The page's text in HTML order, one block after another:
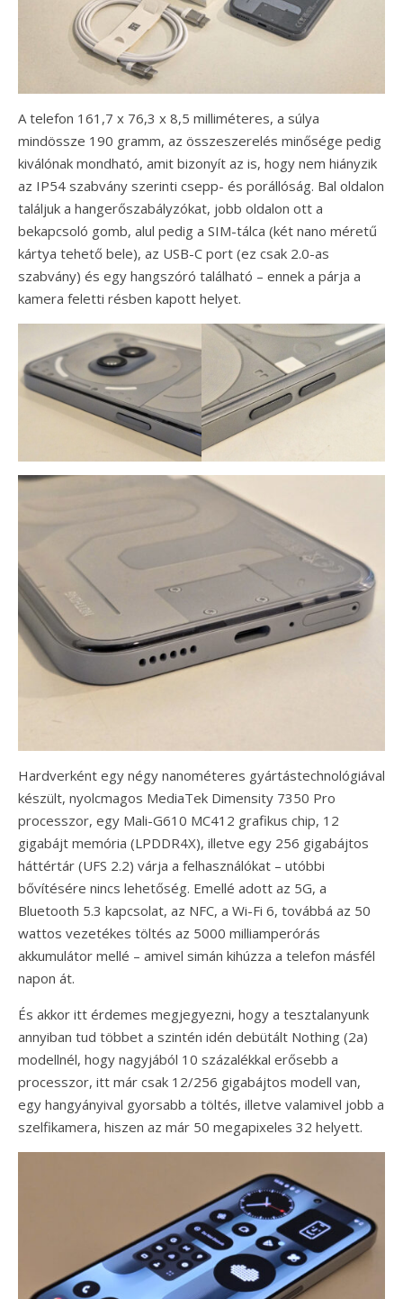
A telefon 161,7 x 76,3 x 8,5 milliméteres, a súlya
mindössze 190 gramm, az összeszerelés minősége pedig
kiválónak mondható, amit bizonyít az is, hogy nem hiányzik
az IP54 szabvány szerinti csepp- és porállóság. Bal oldalon
találjuk a hangerőszabályzókat, jobb oldalon ott a
bekapcsoló gomb, alul pedig a SIM-tálca (két nano méretű
kártya tehető bele), az USB-C port (ez csak 2.0-as
szabvány) és egy hangszóró található – ennek a párja a
kamera feletti résben kapott helyet.
Hardverként egy négy nanométeres gyártástechnológiával
készült, nyolcmagos MediaTek Dimensity 7350 Pro
processzor, egy Mali-G610 MC412 grafikus chip, 12
gigabájt memória (LPDDR4X), illetve egy 256 gigabájtos
háttértár (UFS 2.2) várja a felhasználókat – utóbbi
bővítésére nincs lehetőség. Emellé adott az 5G, a
Bluetooth 5.3 kapcsolat, az NFC, a Wi-Fi 6, továbbá az 50
wattos vezetékes töltés az 5000 milliamperórás
akkumulátor mellé – amivel simán kihúzza a telefon másfél
napon át.
És akkor itt érdemes megjegyezni, hogy a tesztalanyunk
annyiban tud többet a szintén idén debütált Nothing (2a)
modellnél, hogy nagyjából 10 százalékkal erősebb a
processzor, itt már csak 12/256 gigabájtos modell van,
egy hangyányival gyorsabb a töltés, illetve valamivel jobb a
szelfikamera, hiszen az már 50 megapixeles 32 helyett.